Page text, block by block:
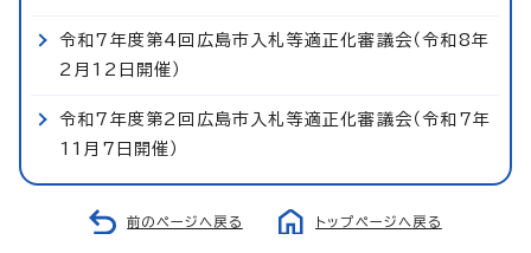
令和7年度第4回広島市入札等適正化審議会（令和8年
2月12日開催）
令和7年度第2回広島市入札等適正化審議会（令和7年
11月7日開催）
前のページへ戻る トップページへ戻る